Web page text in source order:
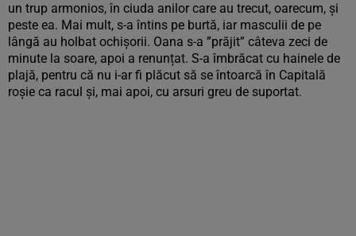
un trup armonios, în ciuda anilor care au trecut, oarecum, și
peste ea. Mai mult, s-a întins pe burtă, iar masculii de pe
lângă au holbat ochișorii. Oana s-a ”prăjit” câteva zeci de
minute la soare, apoi a renunțat. S-a îmbrăcat cu hainele de
plajă, pentru că nu i-ar fi plăcut să se întoarcă în Capitală
roșie ca racul și, mai apoi, cu arsuri greu de suportat.